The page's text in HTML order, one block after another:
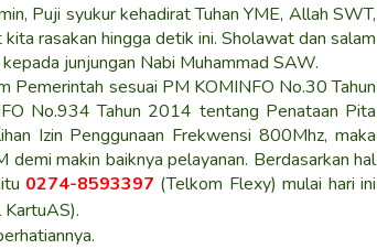
Puji syukur kehadirat Tuhan YME, Allah SWT,
rasakan hingga detik ini. Sholawat dan salam
junjungan Nabi Muhammad SAW.
Pemerintah sesuai PM KOMINFO No.30 Tahun
No.934 Tahun 2014 tentang Penataan Pita
Izin Penggunaan Frekwensi 800Mhz, maka
makin baiknya pelayanan. Berdasarkan hal
0274-8593397 (Telkom Flexy) mulai hari ini